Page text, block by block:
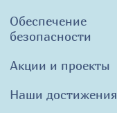
Обеспечение
безопасности
Акции и проекты
Наши достижения